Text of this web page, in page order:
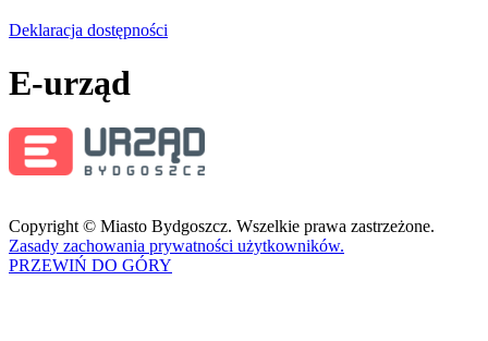
Deklaracja dostępności
E-urząd
Copyright © Miasto Bydgoszcz. Wszelkie prawa zastrzeżone.
Zasady zachowania prywatności użytkowników.
PRZEWIŃ DO GÓRY